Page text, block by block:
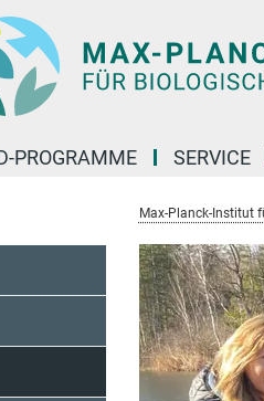
PROGRAMME SERVICE
Max-Planck-Institut